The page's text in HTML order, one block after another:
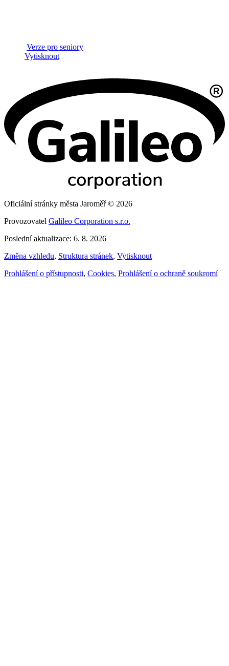
Verze pro seniory
Vytisknout
Oficiální stránky města Jaroměř © 2026
Provozovatel Galileo Corporation s.r.o.
Poslední aktualizace: 6. 8. 2026
Změna vzhledu, Struktura stránek, Vytisknout
Prohlášení o přístupnosti, Cookies, Prohlášení o ochraně soukromí